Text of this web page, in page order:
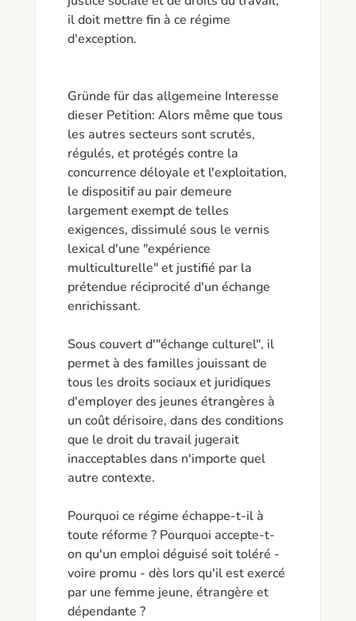
il doit mettre fin à ce régime
d'exception.
Gründe für das allgemeine Interesse
dieser Petition: Alors même que tous
les autres secteurs sont scrutés,
régulés, et protégés contre la
concurrence déloyale et l'exploitation,
le dispositif au pair demeure
largement exempt de telles
exigences, dissimulé sous le vernis
lexical d'une "expérience
multiculturelle" et justifié par la
prétendue réciprocité d'un échange
enrichissant.
Sous couvert d'"échange culturel", il
permet à des familles jouissant de
tous les droits sociaux et juridiques
d'employer des jeunes étrangères à
un coût dérisoire, dans des conditions
que le droit du travail jugerait
inacceptables dans n'importe quel
autre contexte.
Pourquoi ce régime échappe-t-il à
toute réforme ? Pourquoi accepte-t-
on qu'un emploi déguisé soit toléré -
voire promu - dès lors qu'il est exercé
par une femme jeune, étrangère et
dépendante ?